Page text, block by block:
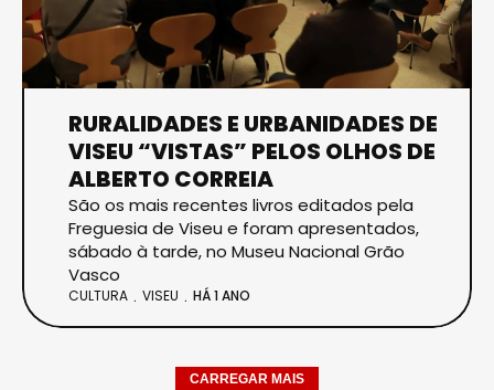
RURALIDADES E URBANIDADES DE
VISEU “VISTAS” PELOS OLHOS DE
ALBERTO CORREIA
São os mais recentes livros editados pela
Freguesia de Viseu e foram apresentados,
sábado à tarde, no Museu Nacional Grão
Vasco
CULTURA VISEU HÁ 1 ANO
CARREGAR MAIS